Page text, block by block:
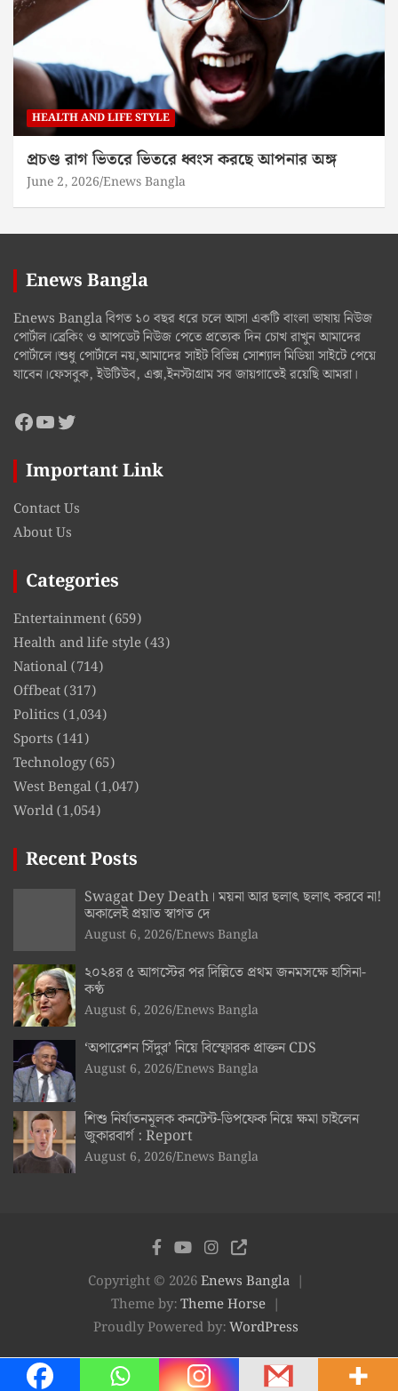
HEALTH AND LIFE STYLE
প্রচণ্ড রাগ ভিতরে ভিতরে ধ্বংস করছে আপনার অঙ্গ
June 2, 2026 Enews Bangla
Enews Bangla
Enews Bangla বিগত ১০ বছর ধরে চলে আসা একটি বাংলা ভাষায় নিউজ
পোর্টাল।ব্রেকিং ও আপডেট নিউজ পেতে প্রত্যেক দিন চোখ রাখুন আমাদের
পোর্টালে।শুধু পোর্টালে নয়,আমাদের সাইট বিভিন্ন সোশ্যাল মিডিয়া সাইটে পেয়ে
যাবেন।ফেসবুক, ইউটিউব, এক্স,ইনস্টাগ্রাম সব জায়গাতেই রয়েছি আমরা।
Facebook
YouTube
Twitter
Important Link
Contact Us
About Us
Categories
Entertainment(659)
Health and life style(43)
National(714)
Offbeat(317)
Politics (1,034)
Sports (141)
Technology(65)
West Bengal(1,047)
World(1,054)
Recent Posts
Swagat Dey Death। ময়না আর ছলাৎ ছলাৎ করবে না!
অকালেই প্রয়াত স্বাগত দে
August 6, 2026 Enews Bangla
২০২৪র ৫ আগস্টের পর দিল্লিতে প্রথম জনমসক্ষে হাসিনা-
কণ্ঠ
August 6, 2026 Enews Bangla
‘অপারেশন সিঁদুর’ নিয়ে বিস্ফোরক প্রাক্তন CDS
August 6, 2026 Enews Bangla
শিশু নির্যাতনমূলক কনটেন্ট-ডিপফেক নিয়ে ক্ষমা চাইলেন
জুকারবার্গ : Report
August 6, 2026 Enews Bangla
Copyright © 2026Enews Bangla
Theme by:Theme Horse
Proudly Powered by:WordPress